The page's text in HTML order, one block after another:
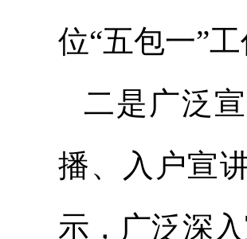
位“五包一”
二是广泛
播、入户宣
示，广泛深